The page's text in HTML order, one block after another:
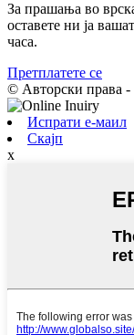
За прашања во
оставете ни ја
часа.
Претплатете се
© Авторски права -
Испрати е-маил
Скајп
x